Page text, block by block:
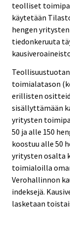
teolliset
käytetään
hengen
tiedonkeruuta
toimialatason
erillisten
sisällyttämään
yritysten
50 ja alle 150
koostuu alle 50
yritysten osalta
toimialoilla
Verohallinnon
indeksejä.
lasketaan